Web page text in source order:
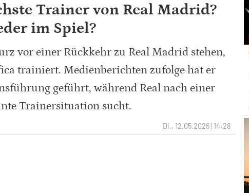
Trainer von Real Madrid?
im Spiel?
vor einer Rückkehr zu Real Madrid stehen,
trainiert. Medienberichten zufolge hat er
geführt, während Real nach einer
Trainersituation sucht.
Di., 12.05.2026 | 14:28